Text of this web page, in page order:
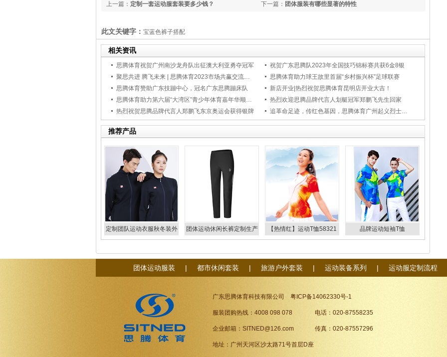
下一篇： 团体服装有哪些显著的特性
上一篇： 定制一套运动服套装要多少钱？
此文关键字： 宝蓝色裤子搭配
相关资讯
思腾体育祝贺广州南沙龙舟队出征澳大利亚勇夺冠军
祝贺广东思腾队2023年全国技巧锦标赛共获6金8银
聚思共进 腾飞未来 | 思腾体育2023市场共赢交流会圆满收官
思腾体育助力球王故里首届“乡村振兴杯”足球联赛
思腾体育赞助广东技蹦中心，冠名广东思腾蹦床队
新店开业|热烈祝贺思腾体育昆明店开业大吉！
思腾体育助力第六届“大湾区”青少年体育嘉年华顺利举办
热烈欢迎思腾品牌代言人划艇冠军郑鹏飞先生回家
热烈祝贺思腾品牌代言人郑鹏飞东京奥运会获得银牌
追革命足迹，传红色基因，思腾体育广州起义烈士陵园主题教育活动
推荐产品
定制团队运动衣服秋冬装外
套衫厂家39983_39984
团体运动休闲长裤定制生产
厂家27793/27794
【热情红】运动T恤58321
58322
品牌运动短袖T恤
88333/88334
团体运动服装 | 都市休闲套装 | 旅游户外套装 | 运动装备系列 | 运动服定制流程
广东思腾体育科技有限公司 粤ICP备14062330号-1
服装团购热线：4008 098 078 电话：020-87558235
企业邮箱：SITNED@126.com 传真：020-87557296
地址：广州天河区沙太路71号首层D座